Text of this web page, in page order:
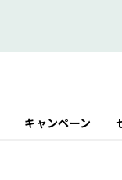
キャンペーン